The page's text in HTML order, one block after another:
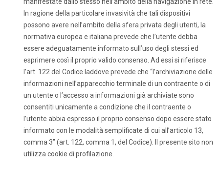
In ragione della particolare invasività che tali dispositivi
possono avere nell’ambito della sfera privata degli utenti, la
normativa europea e italiana prevede che l’utente debba
essere adeguatamente informato sull’uso degli stessi ed
esprimere così il proprio valido consenso. Ad essi si riferisce
l’art. 122 del Codice laddove prevede che “l’archiviazione delle
informazioni nell’apparecchio terminale di un contraente o di
un utente o l’accesso a informazioni già archiviate sono
consentiti unicamente a condizione che il contraente o
l’utente abbia espresso il proprio consenso dopo essere stato
informato con le modalità semplificate di cui all’articolo 13,
comma 3” (art. 122, comma 1, del Codice). Il presente sito non
utilizza cookie di profilazione.